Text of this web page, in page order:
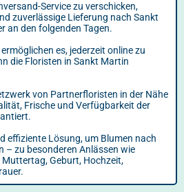
Service zu verschicken,
zuverlässige Lieferung nach Sankt
an den folgenden Tagen.
es, jederzeit online zu
die Floristen in Sankt Martin
von Partnerfloristen in der Nähe
Frische und Verfügbarkeit der
effiziente Lösung, um Blumen nach
– zu besonderen Anlässen wie
Geburt, Hochzeit,